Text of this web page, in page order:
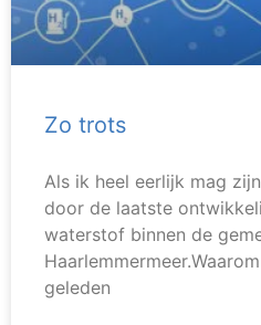
Zo trots
Als ik heel eerlijk mag
door de laatste
waterstof binnen de
geleden